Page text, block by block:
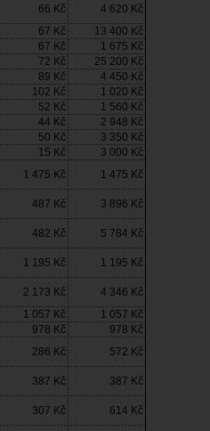
66 Kč
4 620 Kč
67 Kč
13 400 Kč
67 Kč
1 675 Kč
72 Kč
25 200 Kč
89 Kč
4 450 Kč
102 Kč
1 020 Kč
52 Kč
1 560 Kč
44 Kč
2 948 Kč
50 Kč
3 350 Kč
15 Kč
3 000 Kč
1 475 Kč 1 475 Kč
487 Kč 3 896 Kč
482 Kč 5 784 Kč
1 195 Kč 1 195 Kč
2 173 Kč
4 346 Kč
1 057 Kč
1 057 Kč
978 Kč
978 Kč
286 Kč 572 Kč
387 Kč 387 Kč
307 Kč 614 Kč